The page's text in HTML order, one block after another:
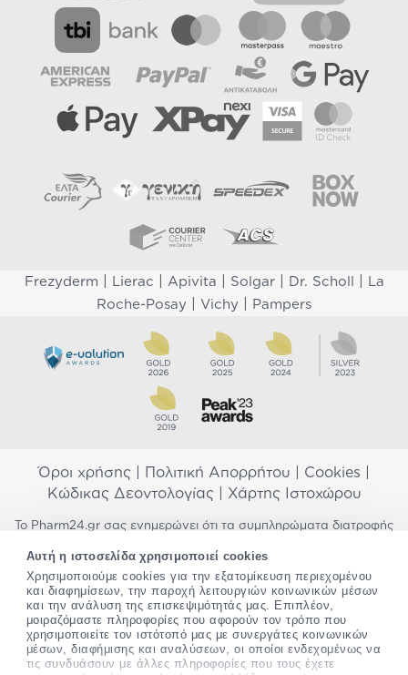
Αυτή η ιστοσελίδα χρησιμοποιεί cookies
Χρησιμοποιούμε cookies για την εξατομίκευση περιεχομένου
και διαφημίσεων, την παροχή λειτουργιών κοινωνικών μέσων
και την ανάλυση της επισκεψιμότητάς μας. Επιπλέον,
μοιραζόμαστε πληροφορίες που αφορούν τον τρόπο που
χρησιμοποιείτε τον ιστότοπό μας με συνεργάτες κοινωνικών
μέσων, διαφήμισης και αναλύσεων, οι οποίοι ενδεχομένως να
τις συνδυάσουν με άλλες πληροφορίες που τους έχετε
Frezyderm Lierac Apivita Solgar| Dr. Scholl
La
Roche-Posay
Vichy Pampers
Όροι χρήσης Πολιτική Απορρήτου Cookies
Κώδικας Δεοντολογίας| Χάρτης Ιστοχώρου
Το Pharm24.gr σας ενημερώνει ότι τα συμπληρώματα διατροφής
προορίζονται για την πρόληψη, αγωγή ή θεραπεία ανθρώπινης
νόσου. Συμβουλευτείτε τον γιατρό σας εάν είστε έγκυος,
θηλάζετε, ακολουθείτε παράλληλα φαρμακευτική αγωγή ή
αντιμετωπίζετε προβλήματα υγείας πριν χρησιμοποιήσετε
οποιοδήποτε συμπλήρωμα διατροφής. Προσπαθούμε διαρκώς να
σας παρέχουμε ακριβείς και έγκυρες πληροφορίες. Σε περίπτωση
που έχετε κάποια ερώτηση ή παρατήρηση σχετικά με αυτές,